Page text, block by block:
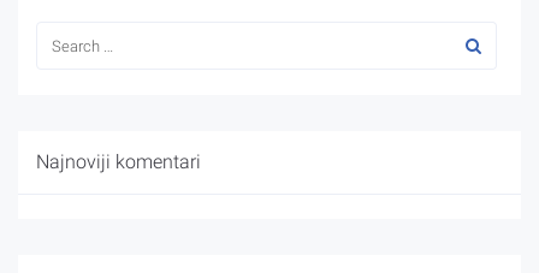
Najnoviji komentari